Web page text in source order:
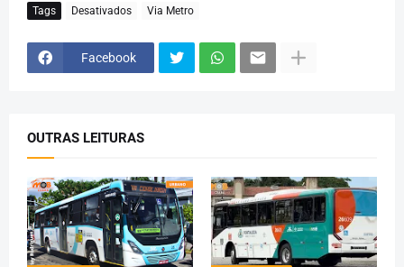
Tags Desativados Via Metro
Facebook
OUTRAS LEITURAS